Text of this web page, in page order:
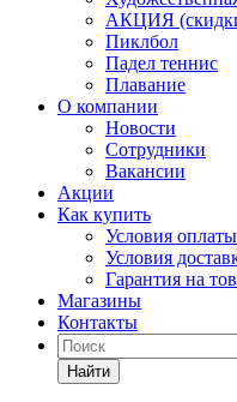
АКЦИЯ (скидки
Пиклбол
Падел теннис
Плавание
О компании
Новости
Сотрудники
Вакансии
Акции
Как купить
Условия оплаты
Условия
Гарантия на
Магазины
Контакты
Найти